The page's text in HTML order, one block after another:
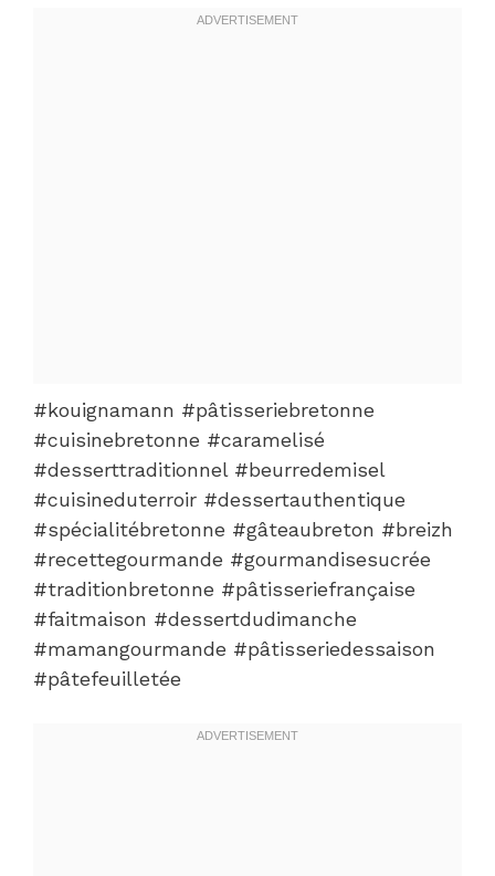
#kouignamann #pâtisseriebretonne
#cuisinebretonne #caramelisé
#desserttraditionnel #beurredemisel
#cuisineduterroir #dessertauthentique
#spécialitébretonne #gâteaubreton #breizh
#recettegourmande #gourmandisesucrée
#traditionbretonne #pâtisseriefrançaise
#faitmaison #dessertdudimanche
#mamangourmande #pâtisseriedessaison
#pâtefeuilletée